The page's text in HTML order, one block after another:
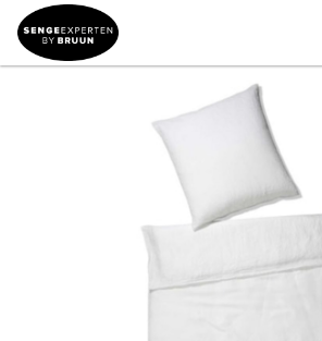
TILBUD → FØDSELSDAG
Tilbud → Elegante Hør Hvid Breeze Sengetøj